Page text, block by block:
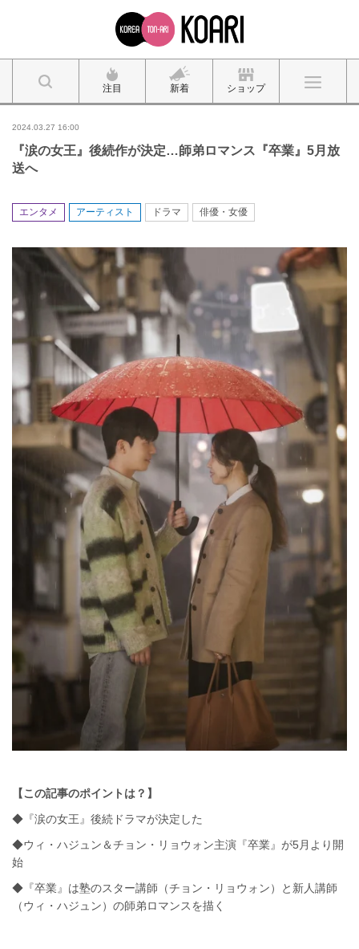
注目 新着 ショップ
2024.03.27 16:00
『涙の女王』後続作が決定…師弟ロマンス『卒業』5月放
送へ
エンタメ アーティスト ドラマ 俳優・女優
【この記事のポイントは？】
◆『涙の女王』後続ドラマが決定した
◆ウィ・ハジュン＆チョン・リョウォン主演『卒業』が5月より開
始
◆『卒業』は塾のスター講師（チョン・リョウォン）と新人講師
（ウィ・ハジュン）の師弟ロマンスを描く